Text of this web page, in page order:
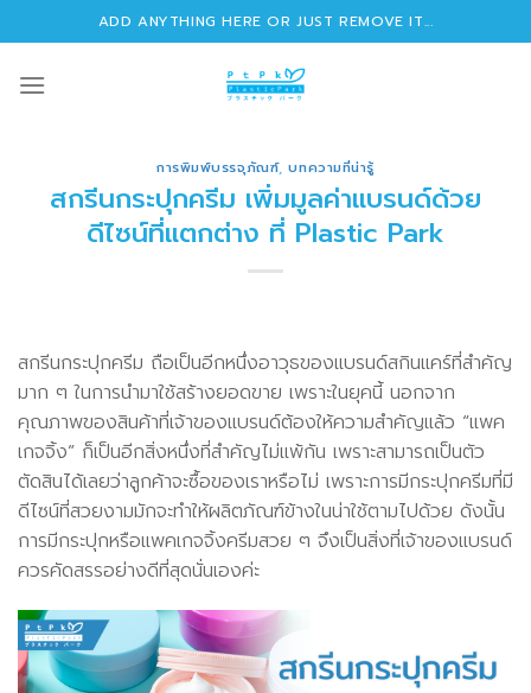
to
content
ADD ANYTHING HERE OR JUST REMOVE IT...
การพิมพ์บรรจุภัณฑ์,บทความที่น่ารู้
สกรีนกระปุกครีม เพิ่มมูลค่าแบรนด์ด้วย
ดีไซน์ที่แตกต่าง ที่ Plastic Park
สกรีนกระปุกครีม ถือเป็นอีกหนึ่งอาวุธของแบรนด์สกินแคร์ที่สำคัญ
มาก ๆ ในการนำมาใช้สร้างยอดขาย เพราะในยุคนี้ นอกจาก
คุณภาพของสินค้าที่เจ้าของแบรนด์ต้องให้ความสำคัญแล้ว “แพค
เกจจิ้ง” ก็เป็นอีกสิ่งหนึ่งที่สำคัญไม่แพ้กัน เพราะสามารถเป็นตัว
ตัดสินได้เลยว่าลูกค้าจะซื้อของเราหรือไม่ เพราะการมีกระปุกครีมที่มี
ดีไซน์ที่สวยงามมักจะทำให้ผลิตภัณฑ์ข้างในน่าใช้ตามไปด้วย ดังนั้น
การมีกระปุกหรือแพคเกจจิ้งครีมสวย ๆ จึงเป็นสิ่งที่เจ้าของแบรนด์
ควรคัดสรรอย่างดีที่สุดนั่นเองค่ะ